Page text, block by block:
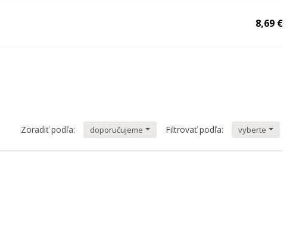
8,69 €
10,79 €
Zoradiť podľa: doporučujeme Filtrovať podľa: vyberte